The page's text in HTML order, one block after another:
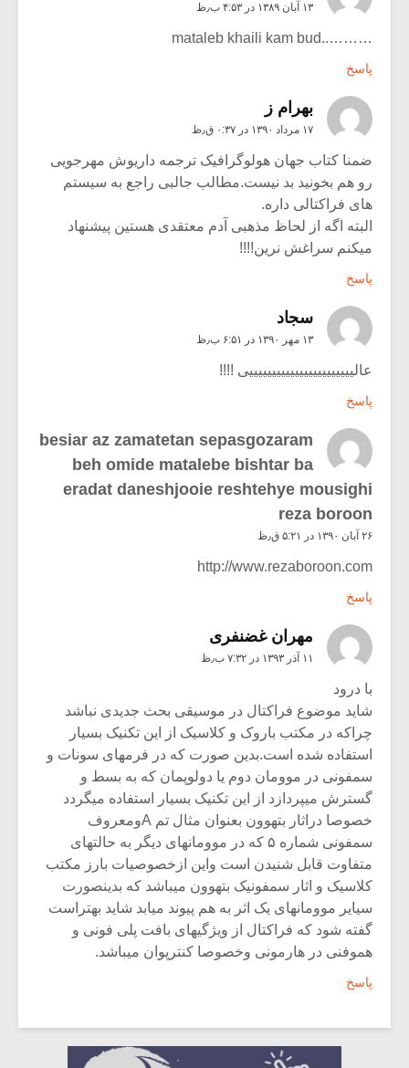
۱۳ آبان ۱۳۸۹ در ۴:۵۳ ب٫ظ
………..mataleb khaili kam bud
پاسخ
بهرام ز
۱۷ مرداد ۱۳۹۰ در ۰:۳۷ ق٫ظ
ضمنا کتاب جهان هولوگرافیک ترجمه داریوش مهرجویی
رو هم بخونید بد نیست.مطالب جالبی راجع به سیستم
های فراکتالی داره.
البته اگه از لحاظ مذهبی آدم معتقدی هستین پیشنهاد
میکنم سراغش نرین!!!!
پاسخ
سجاد
۱۳ مهر ۱۳۹۰ در ۶:۵۱ ب٫ظ
عالیییییییییییییییییییییییی !!!!
پاسخ
besiar az zamatetan sepasgozaram
beh omide matalebe bishtar ba
eradat daneshjooie reshtehye mousighi
reza boroon
۲۶ آبان ۱۳۹۰ در ۵:۲۱ ق٫ظ
http://www.rezaboroon.com
پاسخ
مهران غضنفری
۱۱ آذر ۱۳۹۳ در ۷:۳۲ ب٫ظ
با درود
شاید موضوع فراکتال در موسیقی بحث جدیدی نباشد
چراکه در مکتب باروک و کلاسیک از این تکنیک بسیار
استفاده شده است.بدین صورت که در فرمهای سونات و
سمفونی در موومان دوم یا دولوپمان که به بسط و
گسترش میپردازد از این تکنیک بسیار استفاده میگردد
خصوصا دراثار بتهوون بعنوان مثال تم Aومعروف
سمفونی شماره ۵ که در موومانهای دیگر به حالتهای
متفاوت قابل شنیدن است واین ازخصوصیات بارز مکتب
کلاسیک و اثار سمفونیک بتهوون میباشد که بدینصورت
سیایر موومانهای یک اثر به هم پیوند میابد شاید بهتراست
گفته شود که فراکتال از ویژگیهای بافت پلی فونی و
هموفنی در هارمونی وخصوصا کنترپوان میباشد.
پاسخ